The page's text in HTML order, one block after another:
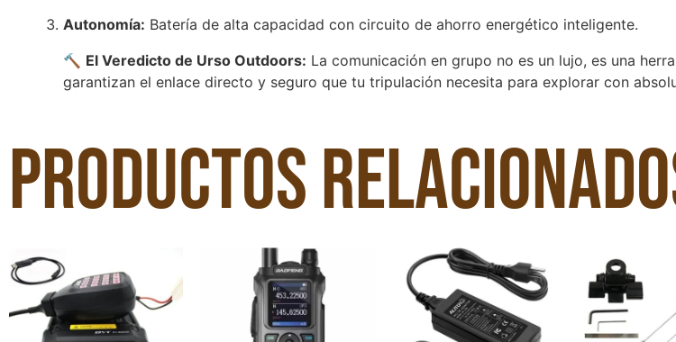
Autonomía: Batería de alta capacidad con circuito de ahorro energético inteligente.
🔨 El Veredicto de Urso Outdoors: La comunicación en grupo no es un lujo, es una
garantizan el enlace directo y seguro que tu tripulación necesita para explorar con
Productos